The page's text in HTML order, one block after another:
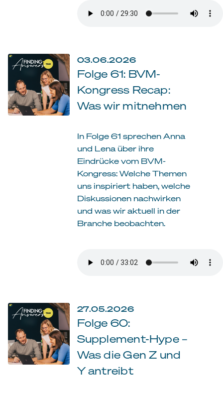
03.06.2026
Folge 61: BVM-
Kongress Recap:
Was wir mitnehmen
In Folge 61 sprechen Anna
und Lena über ihre
Eindrücke vom BVM-
Kongress: Welche Themen
uns inspiriert haben, welche
Diskussionen nachwirken
und was wir aktuell in der
Branche beobachten.
27.05.2026
Folge 60:
Supplement-Hype –
Was die Gen Z und
Y antreibt